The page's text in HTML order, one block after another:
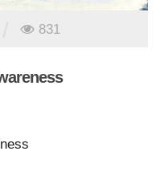
831